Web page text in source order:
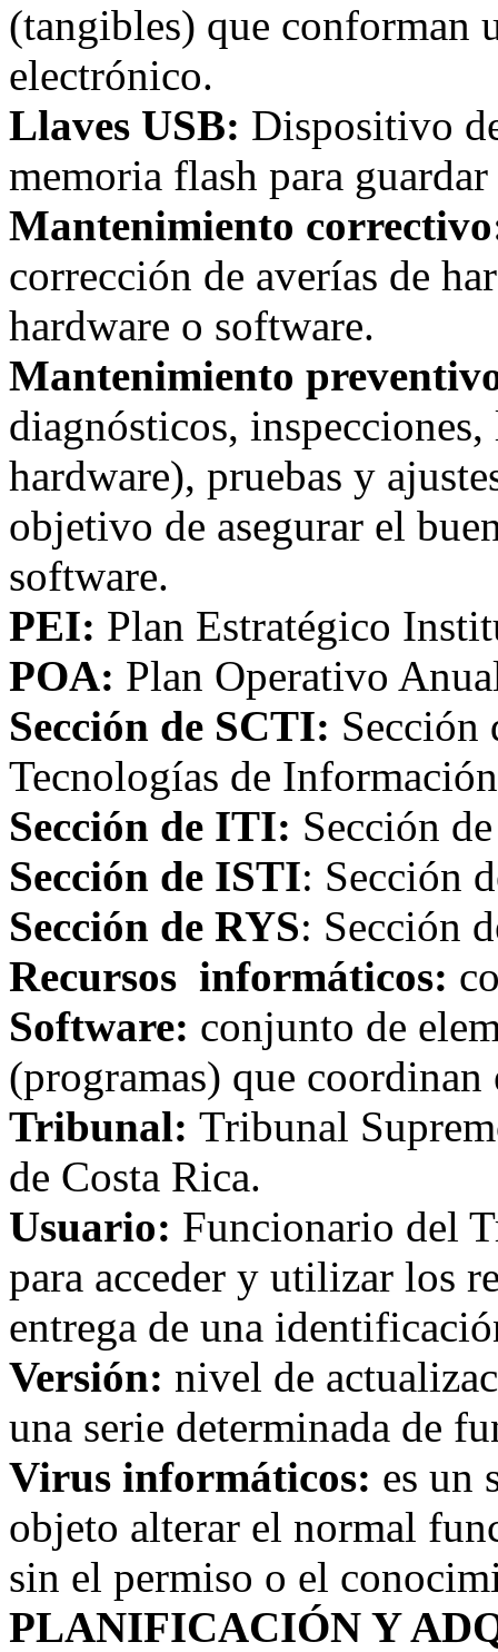
(tangibles) que conforman
electrónico.
Llaves USB: Dispositivo
memoria flash para
Mantenimiento
corrección de averías de
hardware o software.
Mantenimiento
diagnósticos,
hardware), pruebas y
objetivo de asegurar el
software.
PEI: Plan Estratégico
POA: Plan Operativo
Sección de SCTI: Sección
Tecnologías de
Sección de ITI: Sección
Sección de ISTI: Sección
Sección de RYS: Sección
Recursos informáticos:
Software: conjunto de
(programas) que
Tribunal: Tribunal
de Costa Rica.
Usuario: Funcionario del
para acceder y utilizar los
entrega de una
Versión: nivel de
una serie determinada de
Virus informáticos: es un
objeto alterar el normal
sin el permiso o el
PLANIFICACIÓN Y